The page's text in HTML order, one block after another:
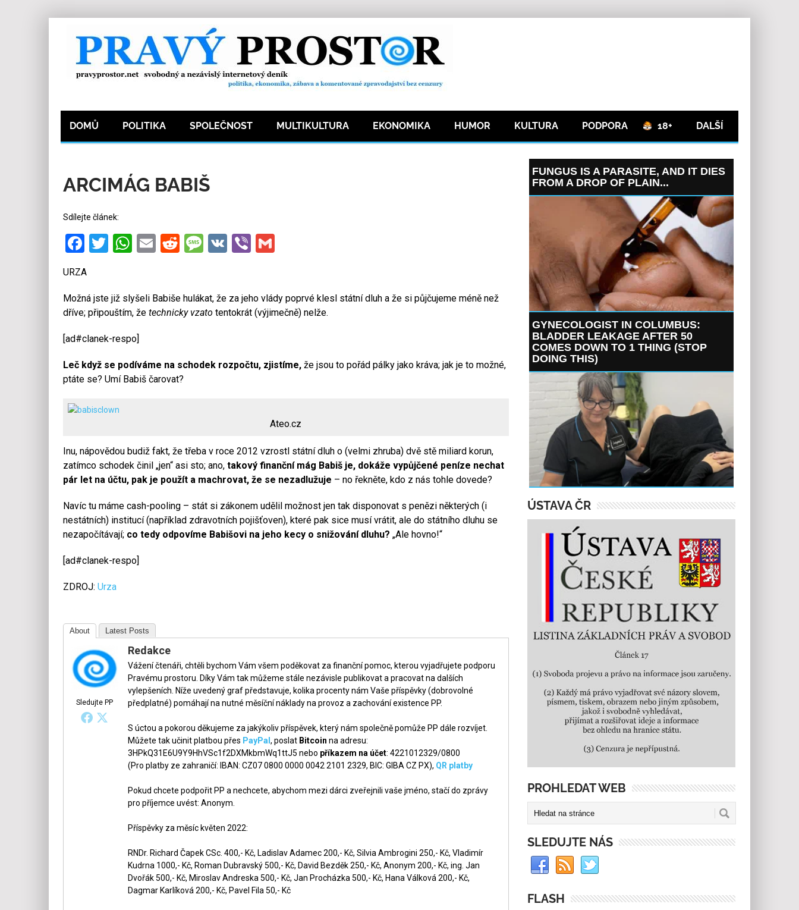
DOMŮ POLITIKA SPOLEČNOST MULTIKULTURA EKONOMIKA HUMOR KULTURA PODPORA 18+ DALŠÍ
ARCIMÁG BABIŠ
Sdílejte článek:
Facebook
Twitter
WhatsApp
EmailRedditMessage
VKViberGmail
URZA
Možná jste již slyšeli Babiše hulákat, že za jeho vlády poprvé klesl státní dluh a že si půjčujeme méně než
dříve; připouštím, že technicky vzato tentokrát (výjimečně) nelže.
[ad#clanek-respo]
Leč když se podíváme na schodek rozpočtu, zjistíme,že jsou to pořád pálky jako kráva; jak je to možné,
ptáte se? Umí Babiš čarovat?
Ateo.cz
Inu, nápovědou budiž fakt, že třeba v roce 2012 vzrostl státní dluh o (velmi zhruba) dvě stě miliard korun,
zatímco schodek činil „jen“ asi sto; ano, takový finanční mág Babiš je, dokáže vypůjčené peníze nechat
pár let na účtu, pak je použít a machrovat, že se nezadlužuje – no řekněte, kdo z nás tohle dovede?
Navíc tu máme cash-pooling – stát si zákonem udělil možnost jen tak disponovat s penězi některých (i
nestátních) institucí (například zdravotních pojišťoven), které pak sice musí vrátit, ale do státního dluhu se
nezapočítávají; co tedy odpovíme Babišovi na jeho kecy o snižování dluhu? „Ale hovno!“
[ad#clanek-respo]
ZDROJ: Urza
About Latest Posts
Sledujte PP
Redakce
Vážení čtenáři, chtěli bychom Vám všem poděkovat za finanční pomoc, kterou vyjadřujete podporu
Pravému prostoru. Díky Vám tak můžeme stále nezávisle publikovat a pracovat na dalších
vylepšeních. Níže uvedený graf představuje, kolika procenty nám Vaše příspěvky (dobrovolné
předplatné) pomáhají na nutné měsíční náklady na provoz a zachování existence PP.
S úctou a pokorou děkujeme za jakýkoliv příspěvek, který nám společně pomůže PP dále rozvíjet.
Můžete tak učinit platbou přes PayPal , poslat Bitcoin na adresu:
3HPkQ31E6U9Y9HhVSc1f2DXMkbmWq1ttJ5 nebo příkazem na účet: 4221012329/0800
(Pro platby ze zahraničí: IBAN: CZ07 0800 0000 0042 2101 2329, BIC: GIBA CZ PX), QR platby
Pokud chcete podpořit PP a nechcete, abychom mezi dárci zveřejnili vaše jméno, stačí do zprávy
pro příjemce uvést: Anonym.
Příspěvky za měsíc květen 2022:
RNDr. Richard Čapek CSc. 400,- Kč, Ladislav Adamec 200,- Kč, Silvia Ambrogini 250,- Kč, Vladimír
Kudrna 1000,- Kč, Roman Dubravský 500,- Kč, David Bezděk 250,- Kč, Anonym 200,- Kč, ing. Jan
Dvořák 500,- Kč, Miroslav Andreska 500,- Kč, Jan Procházka 500,- Kč, Hana Válková 200,- Kč,
Dagmar Karlíková 200,- Kč, Pavel Fila 50,- Kč
FUNGUS IS A PARASITE, AND IT DIES
FROM A DROP OF PLAIN...
GYNECOLOGIST IN COLUMBUS:
BLADDER LEAKAGE AFTER 50
COMES DOWN TO 1 THING (STOP
DOING THIS)
ÚSTAVA ČR
PROHLEDAT WEB
SLEDUJTE NÁS
FLASH